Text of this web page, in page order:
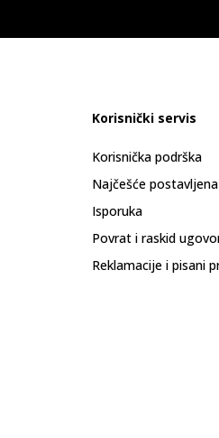
Korisnički servis
Korisnička podrška
Najčešće
Isporuka
Povrat i raskid
Reklamacije i pisani